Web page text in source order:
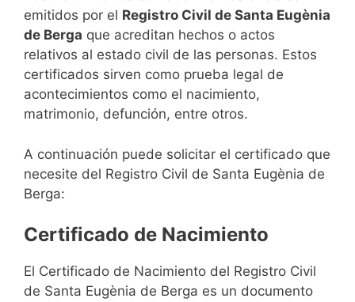
emitidos por el Registro Civil de Santa Eugènia
de Berga que acreditan hechos o actos
relativos al estado civil de las personas. Estos
certificados sirven como prueba legal de
acontecimientos como el nacimiento,
matrimonio, defunción, entre otros.
A continuación puede solicitar el certificado que
necesite del Registro Civil de Santa Eugènia de
Berga:
Certificado de Nacimiento
El Certificado de Nacimiento del Registro Civil
de Santa Eugènia de Berga es un documento